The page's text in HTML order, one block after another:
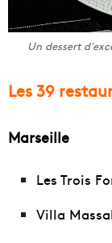
Un dessert
Les 39
Marseille
Les Trois
Villa